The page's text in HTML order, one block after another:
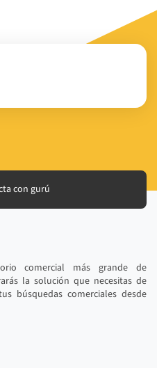
con gurú
comercial más grande de
la solución que necesitas de
búsquedas comerciales desde